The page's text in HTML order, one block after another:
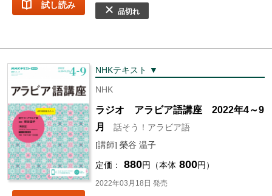
試し読み
品切れ
NHKテキスト ▼
NHK
ラジオ アラビア語講座 2022年4～9
月
話そう！アラビア語
[講師] 榮谷 温子
定価： 880円（本体 800円）
2022年03月18日 発売